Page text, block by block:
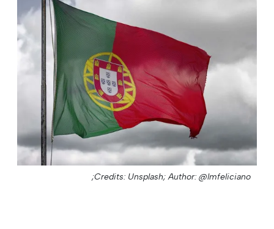
Credits: Unsplash; Author: @lmfeliciano;